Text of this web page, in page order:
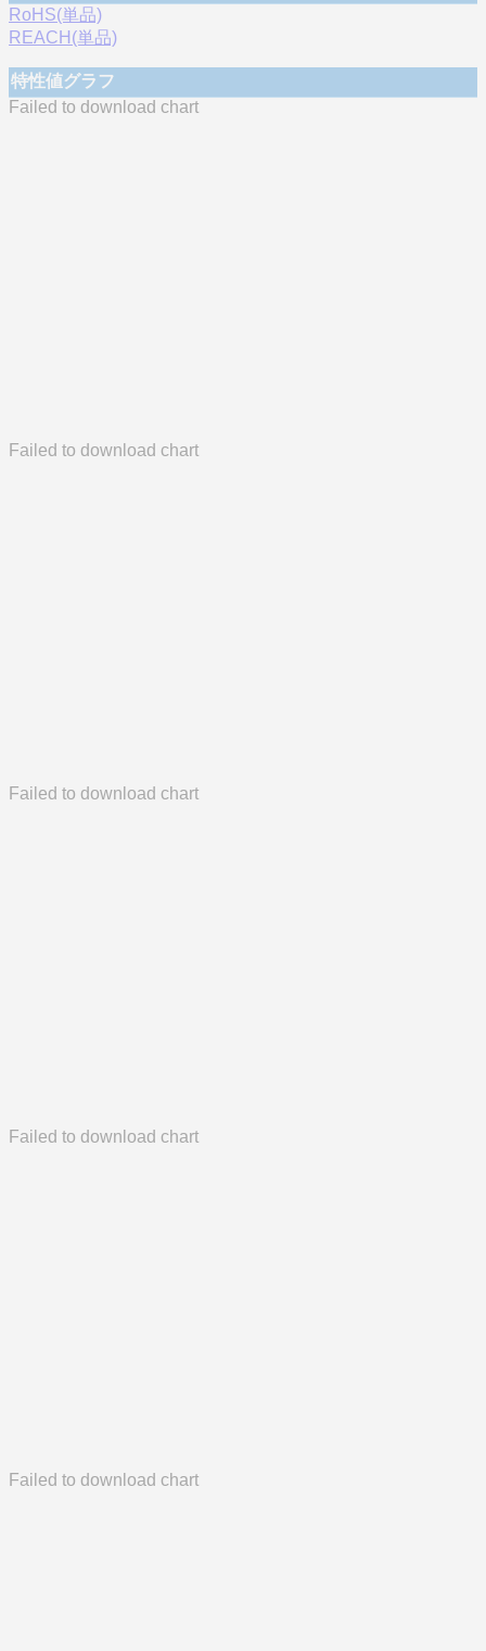
RoHS(単品)
REACH(単品)
特性値グラフ
Failed to download chart
Failed to download chart
Failed to download chart
Failed to download chart
Failed to download chart